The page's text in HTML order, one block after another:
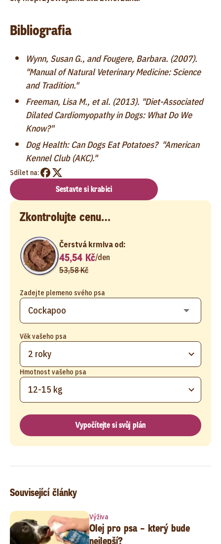
Bibliografia
Wynn, Susan G., and Fougere, Barbara. (2007).
"Manual of Natural Veterinary Medicine: Science
and Tradition."
Freeman, Lisa M., et al. (2013). "Diet-Associated
Dilated Cardiomyopathy in Dogs: What Do We
Know?"
Dog Health: Can Dogs Eat Potatoes? "American
Kennel Club (AKC)."
Sdílet na:
Sestavte si krabici
Zkontrolujte cenu…
Zadejte plemeno svého psa
Věk vašeho psa
2 roky
Hmotnost vašeho psa
12-15 kg
Čerstvá krmiva od:
45,54 Kč/den
53,58 Kč
Vypočítejte si svůj plán
Související články
Výživa
Olej pro psa – který bude
nejlepší?